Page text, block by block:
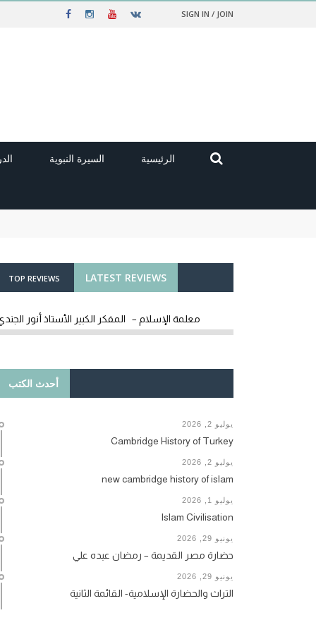
SIGN IN / JOIN
الرئيسية السيرة النبوية
LATEST REVIEWS
TOP REVIEWS
معلمة الإسلام – المفكر الكبير الأستاذ أنور
أحدث الكتب
يوليو 2, 2026
Cambridge History of Turkey
يوليو 2, 2026
new cambridge history of islam
يوليو 1, 2026
Islam Civilisation
يونيو 29, 2026
حضارة مصر القديمة – رمضان عبده علي
يونيو 29, 2026
التراث والحضارة الإسلامية- القائمة الثانية